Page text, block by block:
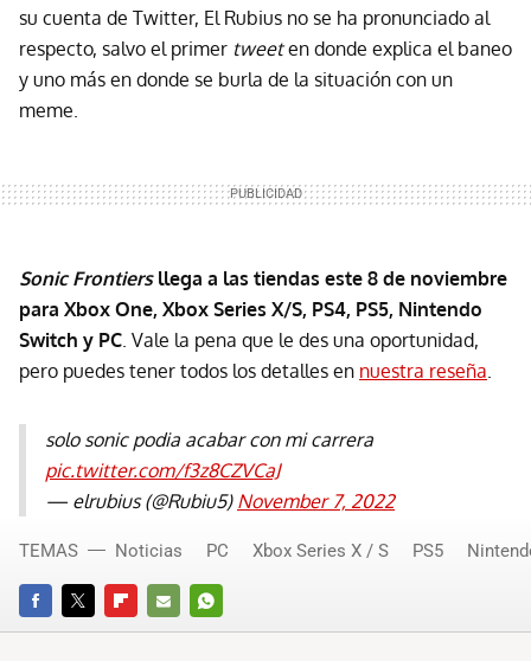
su cuenta de Twitter, El Rubius no se ha pronunciado al
respecto, salvo el primer tweeten donde explica el baneo
y uno más en donde se burla de la situación con un
meme.
Sonic Frontiersllega a las tiendas este 8 de noviembre
para Xbox One, Xbox Series X/S, PS4, PS5, Nintendo
Switch y PC . Vale la pena que le des una oportunidad,
pero puedes tener todos los detalles en nuestra reseña
solo sonic podia acabar con mi carrera
pic.twitter.com/f3z8CZVCaJ
— elrubius (@Rubiu5) November 7, 2022
FACEBOOKTWITTERFLIPBOARD
E-
WHATSAPP
TEMAS Noticias PC Xbox Series X / S PS5